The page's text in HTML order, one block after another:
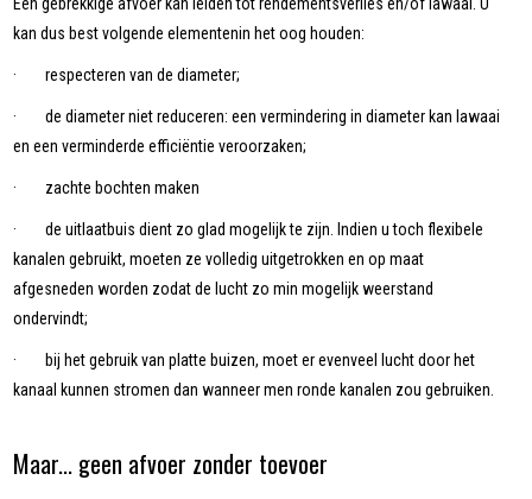
Een gebrekkige afvoer kan leiden tot rendementsverlies en/of lawaai. U
kan dus best volgende elementenin het oog houden:
· respecteren van de diameter;
· de diameter niet reduceren: een vermindering in diameter kan lawaai
en een verminderde efficiëntie veroorzaken;
· zachte bochten maken
· de uitlaatbuis dient zo glad mogelijk te zijn. Indien u toch flexibele
kanalen gebruikt, moeten ze volledig uitgetrokken en op maat
afgesneden worden zodat de lucht zo min mogelijk weerstand
ondervindt;
· bij het gebruik van platte buizen, moet er evenveel lucht door het
kanaal kunnen stromen dan wanneer men ronde kanalen zou gebruiken.
Maar... geen afvoer zonder toevoer